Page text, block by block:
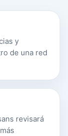
y
de una red
revisará